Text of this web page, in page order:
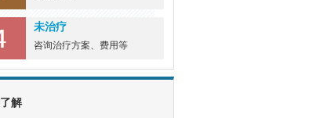
未治疗
咨询治疗方案、费用等
解